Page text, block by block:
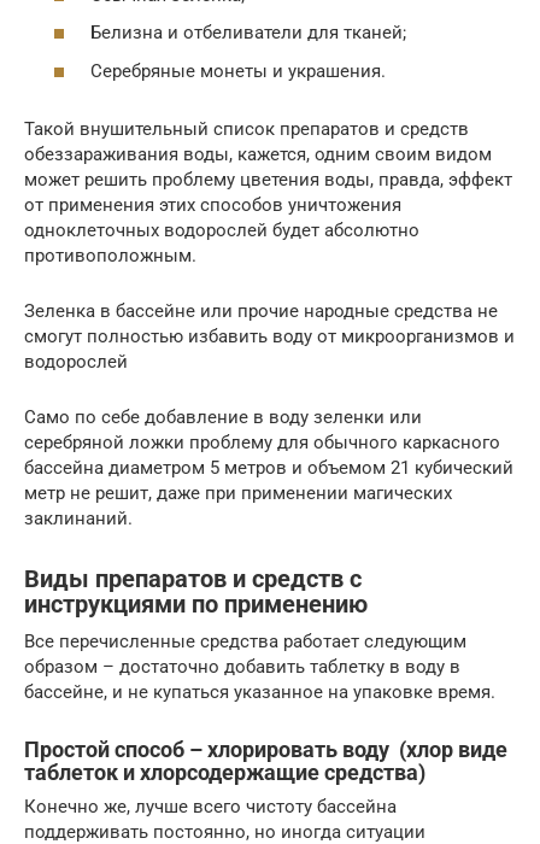
Белизна и отбеливатели для тканей;
Серебряные монеты и украшения.
Такой внушительный список препаратов и средств
обеззараживания воды, кажется, одним своим видом
может решить проблему цветения воды, правда, эффект
от применения этих способов уничтожения
одноклеточных водорослей будет абсолютно
противоположным.
Зеленка в бассейне или прочие народные средства не
смогут полностью избавить воду от микроорганизмов и
водорослей
Само по себе добавление в воду зеленки или
серебряной ложки проблему для обычного каркасного
бассейна диаметром 5 метров и объемом 21 кубический
метр не решит, даже при применении магических
заклинаний.
Виды препаратов и средств с
инструкциями по применению
Все перечисленные средства работает следующим
образом – достаточно добавить таблетку в воду в
бассейне, и не купаться указанное на упаковке время.
Простой способ – хлорировать воду (хлор виде
таблеток и хлорсодержащие средства)
Конечно же, лучше всего чистоту бассейна
поддерживать постоянно, но иногда ситуации